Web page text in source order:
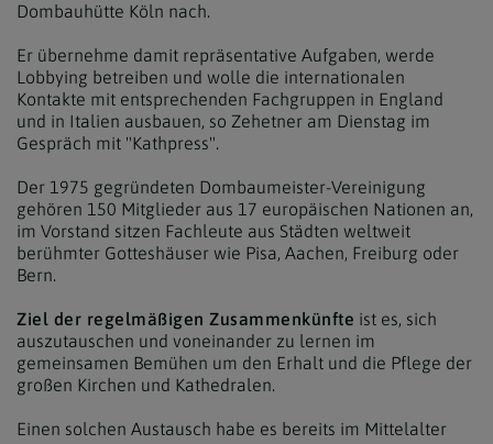
Dombauhütte Köln nach.
Er übernehme damit repräsentative Aufgaben, werde
Lobbying betreiben und wolle die internationalen
Kontakte mit entsprechenden Fachgruppen in England
und in Italien ausbauen, so Zehetner am Dienstag im
Gespräch mit "Kathpress".
Der 1975 gegründeten Dombaumeister-Vereinigung
gehören 150 Mitglieder aus 17 europäischen Nationen an,
im Vorstand sitzen Fachleute aus Städten weltweit
berühmter Gotteshäuser wie Pisa, Aachen, Freiburg oder
Bern.
Ziel der regelmäßigen Zusammenkünfte ist es, sich
auszutauschen und voneinander zu lernen im
gemeinsamen Bemühen um den Erhalt und die Pflege der
großen Kirchen und Kathedralen.
Einen solchen Austausch habe es bereits im Mittelalter